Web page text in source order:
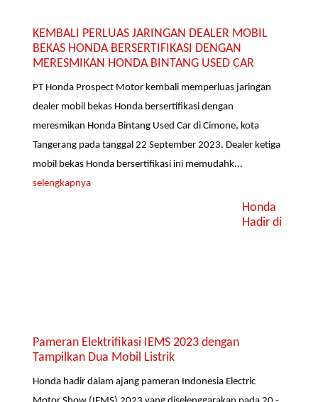
KEMBALI PERLUAS JARINGAN DEALER MOBIL
BEKAS HONDA BERSERTIFIKASI DENGAN
MERESMIKAN HONDA BINTANG USED CAR
PT Honda Prospect Motor kembali memperluas jaringan
dealer mobil bekas Honda bersertifikasi dengan
meresmikan Honda Bintang Used Car di Cimone, kota
Tangerang pada tanggal 22 September 2023. Dealer ketiga
mobil bekas Honda bersertifikasi ini memudahk...
selengkapnya
Honda
Hadir di
Pameran Elektrifikasi IEMS 2023 dengan
Tampilkan Dua Mobil Listrik
Honda hadir dalam ajang pameran Indonesia Electric